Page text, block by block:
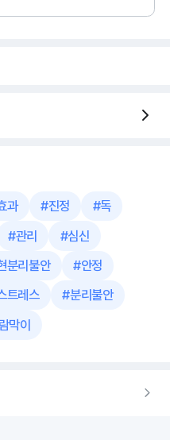
과 #진정 #독
#관리 #심신
분리불안 #안정
트레스 #분리불안
막이